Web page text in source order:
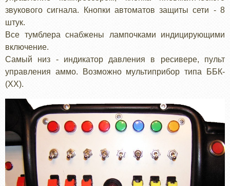
звукового сигнала. Кнопки автоматов защиты сети - 8
штук.
Все тумблера снабжены лампочками индицирующими
включение.
Самый низ - индикатор давления в ресивере, пульт
управления аммо. Возможно мультиприбор типа ББК-
(ХХ).